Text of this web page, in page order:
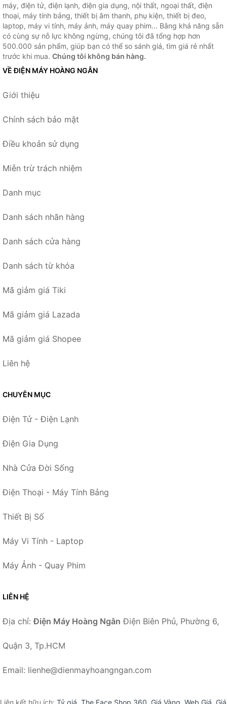
máy, điện tử, điện lạnh, điện gia dụng, nội thất, ngoại thất, điện
thoại, máy tính bảng, thiết bị âm thanh, phụ kiện, thiết bị đeo,
laptop, máy vi tính, máy ảnh, máy quay phim... Bằng khả năng sẵn
có cùng sự nỗ lực không ngừng, chúng tôi đã tổng hợp hơn
500.000 sản phẩm, giúp bạn có thể so sánh giá, tìm giá rẻ nhất
trước khi mua. Chúng tôi không bán hàng.
VỀ ĐIỆN MÁY HOÀNG NGÂN
Giới thiệu
Chính sách bảo mật
Điều khoản sử dụng
Miễn trừ trách nhiệm
Danh mục
Danh sách nhãn hàng
Danh sách cửa hàng
Danh sách từ khóa
Mã giảm giá Tiki
Mã giảm giá Lazada
Mã giảm giá Shopee
Liên hệ
CHUYÊN MỤC
Điện Tử - Điện Lạnh
Điện Gia Dụng
Nhà Cửa Đời Sống
Điện Thoại - Máy Tính Bảng
Thiết Bị Số
Máy Vi Tính - Laptop
Máy Ảnh - Quay Phim
LIÊN HỆ
Địa chỉ:Điện Máy Hoàng Ngân Điện Biên Phủ, Phường 6,
Quận 3, Tp.HCM
Email: lienhe@dienmayhoangngan.com
Liên kết hữu ích: Tỷ giá The Face Shop 360 Giá Vàng Web Giá Giá